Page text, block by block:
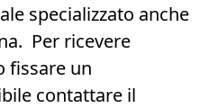
specializzato anche
Per ricevere
fissare un
contattare il